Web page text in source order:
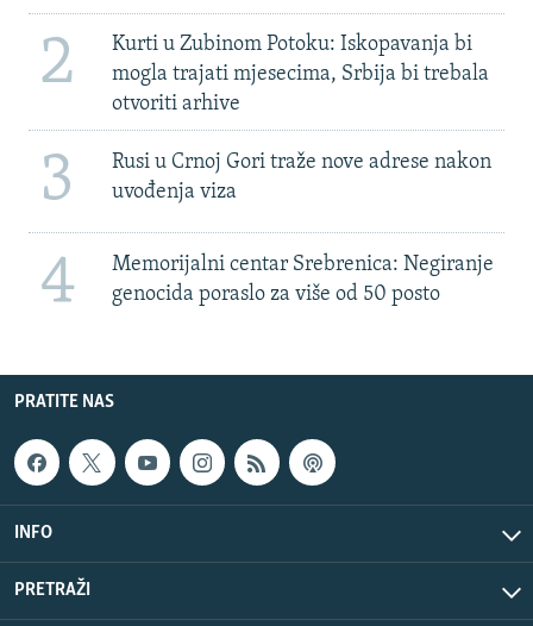
2
Kurti u Zubinom Potoku: Iskopavanja bi
mogla trajati mjesecima, Srbija bi trebala
otvoriti arhive
3
Rusi u Crnoj Gori traže nove adrese nakon
uvođenja viza
4
Memorijalni centar Srebrenica: Negiranje
genocida poraslo za više od 50 posto
PRATITE NAS
INFO
PRETRAŽI